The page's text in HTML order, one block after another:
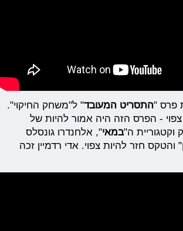
פרס "התסריט המעובד" ל"משחק החיקוי".
- הפרס הזה היה אמור להיות של
וקטגוריית ה"במאי", אלחנדרו גונסלס
והטקס חזר להיות צפוי. אדי רדמיין זכה